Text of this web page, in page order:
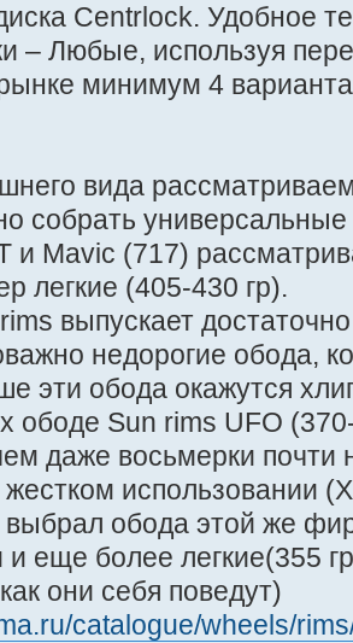
Centrlock. Удобное
– Любые, используя
минимум 4
вида
собрать универсальные
и Mavic (717)
легкие (405-430 гр).
выпускает
недорогие обода,
эти обода окажутся
ободе Sun rims UFO
даже восьмерки почти
жестком использовании
обода этой же
и еще более легкие(355
они себя поведут)
catalogue/wheels/